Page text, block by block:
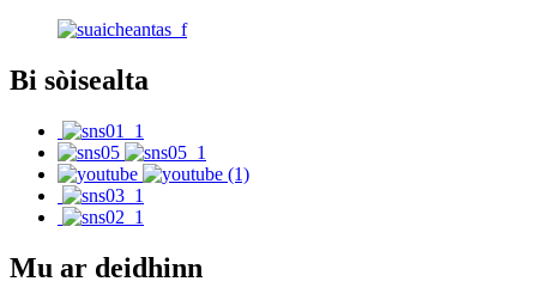
Bi sòisealta
Mu ar deidhinn